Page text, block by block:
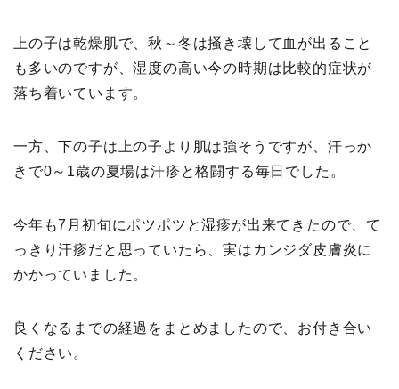
上の子は乾燥肌で、秋～冬は掻き壊して血が出ること
も多いのですが、湿度の高い今の時期は比較的症状が
落ち着いています。
一方、下の子は上の子より肌は強そうですが、汗っか
きで0～1歳の夏場は汗疹と格闘する毎日でした。
今年も7月初旬にポツポツと湿疹が出来てきたので、て
っきり汗疹だと思っていたら、実はカンジダ皮膚炎に
かかっていました。
良くなるまでの経過をまとめましたので、お付き合い
ください。